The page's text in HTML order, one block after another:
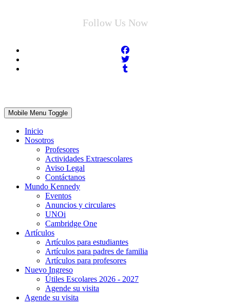
Follow Us Now
Mobile Menu Toggle
Inicio
Nosotros
Profesores
Actividades Extraescolares
Aviso Legal
Contáctanos
Mundo Kennedy
Eventos
Anuncios y circulares
UNOi
Cambridge One
Artículos
Artículos para estudiantes
Artículos para padres de familia
Artículos para profesores
Nuevo Ingreso
Útiles Escolares 2026 - 2027
Agende su visita
Agende su visita